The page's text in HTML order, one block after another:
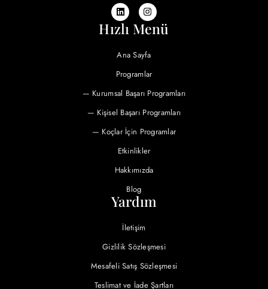
Hızlı Menü
Ana Sayfa
Programlar
— Kurumsal Başarı Programları
— Kişisel Başarı Programları
— Koçlar İçin Programlar
Etkinlikler
Hakkımızda
Blog
Yardım
İletişim
Gizlilik Sözleşmesi
Mesafeli Satış Sözleşmesi
Teslimat ve İade Şartları